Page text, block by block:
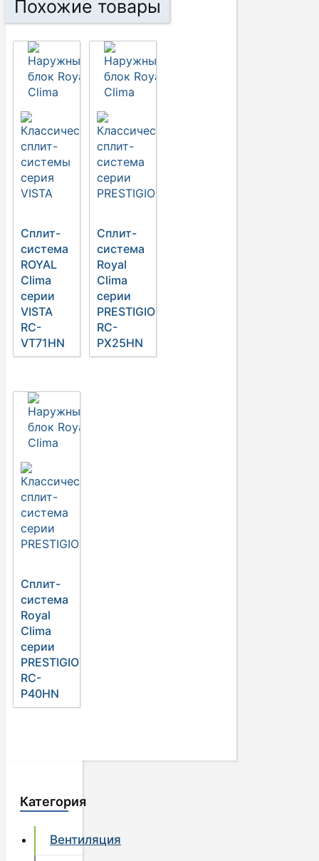
Похожие товары
Сплит-
система
ROYAL
Clima
серии
VISTA
RC-
VT71HN
Сплит-
система
Royal
Clima
серии
PRESTIGIO
RC-
PX25HN
Сплит-
система
Royal
Clima
серии
PRESTIGIO
RC-
P40HN
Категория
Вентиляция